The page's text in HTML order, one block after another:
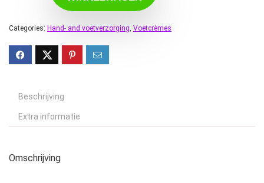
Categories: Hand- and voetverzorging, Voetcrèmes
Beschrijving
Extra informatie
Omschrijving